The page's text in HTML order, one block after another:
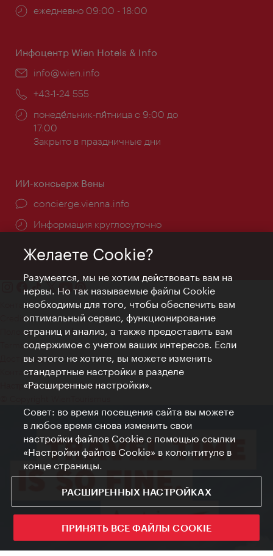
Часы
ежедневно 09:00 - 18:00
Инфоцентр Wien Hotels & Info
Эл.
info@wien.info
Телефон:
+43-1-24 555
Часы
работы:
понеде́льник-пя́тница с 9:00 до
17:00
Закрыто в праздничные дни
ИИ-консьерж Вены
concierge.vienna.info
Информация круглосуточно
Контакт
Credits
Положение о конфиденциальности
Terms of Use
Доступность
Контакты для прессы
Настройки файлов Cookie
Желаете Cookie?
Разумеется, мы не хотим действовать вам на
нервы. Но так называемые файлы Cookie
необходимы для того, чтобы обеспечить вам
оптимальный сервис, функционирование
страниц и анализ, а также предоставить вам
содержимое с учетом ваших интересов. Если
вы этого не хотите, вы можете изменить
стандартные настройки в разделе
«Расширенные настройки».
Совет: во время посещения сайта вы можете
в любое время снова изменить свои
настройки файлов Cookie с помощью ссылки
«Настройки файлов Cookie» в колонтитуле в
конце страницы.
РАСШИРЕННЫХ НАСТРОЙКАХ
ПРИНЯТЬ ВСЕ ФАЙЛЫ COOKIE